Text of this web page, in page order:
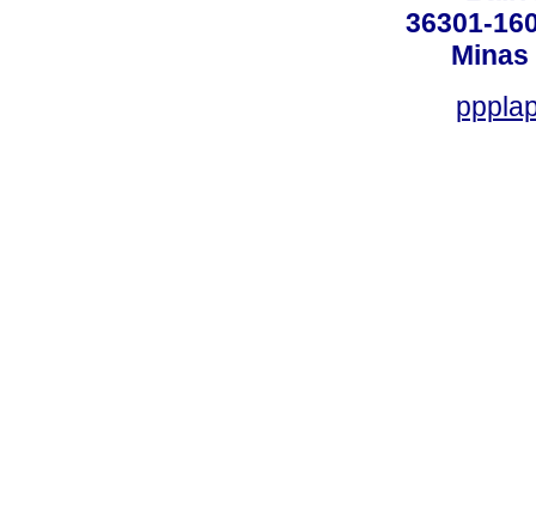
36301-